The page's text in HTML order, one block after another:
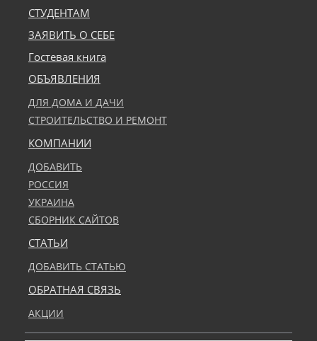
СТУДЕНТАМ
ЗАЯВИТЬ О СЕБЕ
Гостевая книга
ОБЪЯВЛЕНИЯ
ДЛЯ ДОМА И ДАЧИ
СТРОИТЕЛЬСТВО И РЕМОНТ
КОМПАНИИ
ДОБАВИТЬ
РОССИЯ
УКРАИНА
СБОРНИК САЙТОВ
СТАТЬИ
ДОБАВИТЬ СТАТЬЮ
ОБРАТНАЯ СВЯЗЬ
АКЦИИ